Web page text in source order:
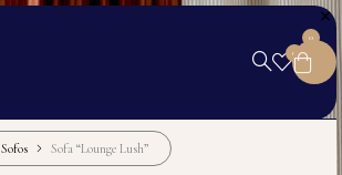
0
0
Sofos Sofa “Lounge Lush”